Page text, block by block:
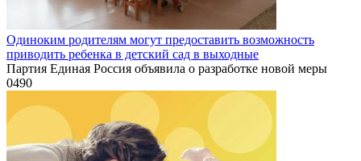
Одиноким родителям могут предоставить возможность
приводить ребенка в детский сад в выходные
Партия Единая Россия объявила о разработке новой меры
0490